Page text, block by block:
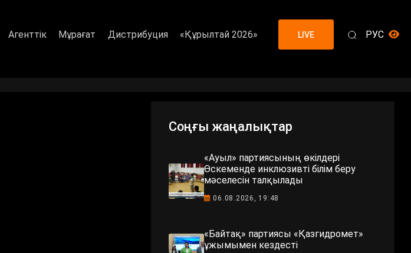
Агенттік Мұрағат Дистрибуция «Құрылтай 2026» LIVE РУС
Соңғы жаңалықтар
«Ауыл» партиясының өкілдері
Өскеменде инклюзивті білім беру
мәселесін талқылады
06.08.2026, 19:48
«Байтақ» партиясы «Қазгидромет»
ұжымымен кездесті